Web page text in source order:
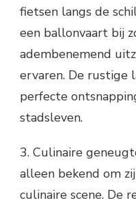
fietsen langs de
een ballonvaart bij
adembenemend
ervaren. De rustige
perfecte
stadsleven.
3. Culinaire
alleen bekend om
culinaire scene. De